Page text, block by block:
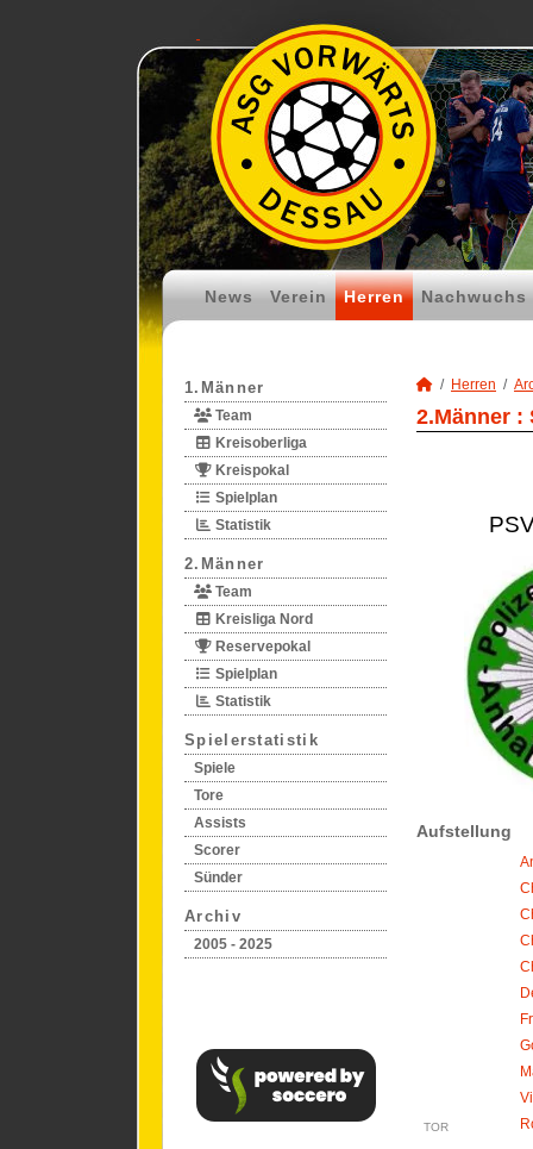
News Verein Herren Nachwuchs
1.Männer
Team
Kreisoberliga
Kreispokal
Spielplan
Statistik
2.Männer
Team
Kreisliga Nord
Reservepokal
Spielplan
Statistik
Spielerstatistik
Spiele
Tore
Assists
Scorer
Sünder
Archiv
2005 - 2025
Herren
2.Männer :
Aufstellung
TOR